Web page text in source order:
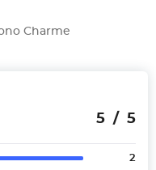
Charme
5 / 5
2